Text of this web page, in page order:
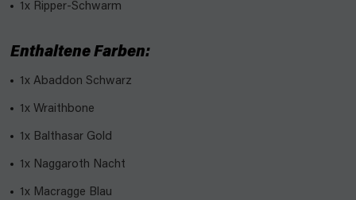
1x Ripper-Schwarm
Enthaltene Farben:
1x Abaddon Schwarz
1x Wraithbone
1x Balthasar Gold
1x Naggaroth Nacht
1x Macragge Blau